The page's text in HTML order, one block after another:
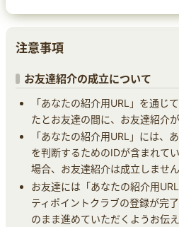
注意事項
お友達紹介の成立について
「あなたの紹介用URL」を通じ
たとお友達の間に、お友達紹介が
「あなたの紹介用URL」には、
を判断するためのIDが含まれて
場合、お友達紹介は成立しませ
お友達には「あなたの紹介用
ティポイントクラブの登録が完
のまま進めていただくようお伝え